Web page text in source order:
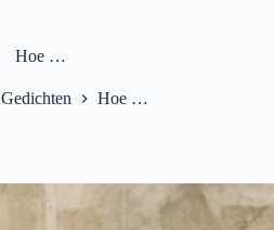
Hoe …
Gedichten Hoe …